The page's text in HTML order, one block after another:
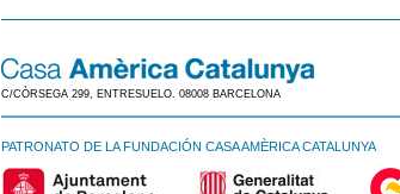
C/CÒRSEGA 299, ENTRESUELO. 08008 BARCELONA
PATRONATO DE LA FUNDACIÓN CASA AMÈRICA CATALUNYA